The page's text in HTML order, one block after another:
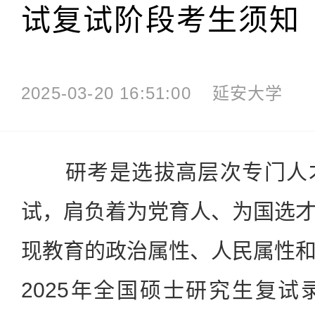
试复试阶段考生须知
2025-03-20 16:51:00 延安大学
研考是选拔高层次专门人
试，肩负着为党育人、为国选
现教育的政治属性、人民属性
2025年全国硕士研究生复试